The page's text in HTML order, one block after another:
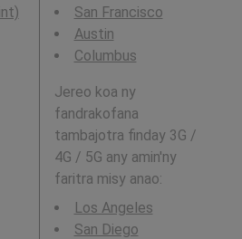
San Francisco
Austin
Columbus
Jereo koa ny
fandrakofana
tambajotra finday 3G /
4G / 5G any amin'ny
faritra misy anao:
Los Angeles
San Diego